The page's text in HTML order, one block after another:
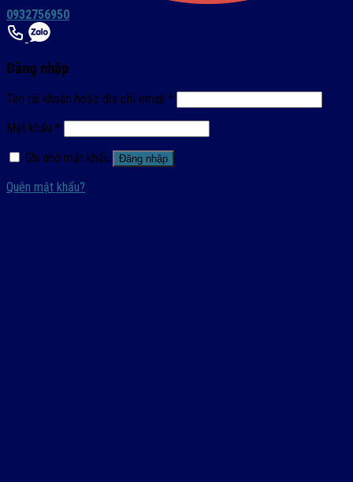
0932756950
Đăng nhập
Tên tài khoản hoặc địa chỉ email *
Mật khẩu *
Ghi nhớ mật khẩu
Đăng nhập
Quên mật khẩu?